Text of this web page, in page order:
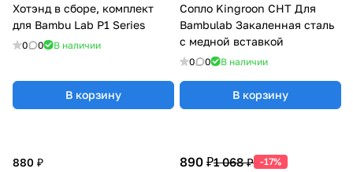
Хотэнд в сборе, комплект
для Bambu Lab P1 Series
0 0 В наличии
В корзину
Сопло Kingroon CHT Для
Bambulab Закаленная сталь
с медной вставкой
0 0 В наличии
В корзину
890 ₽1 068 ₽ -17%
880 ₽